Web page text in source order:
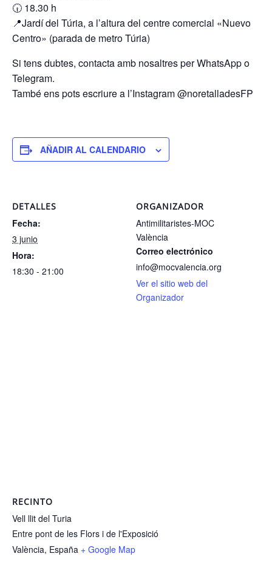
🕡 18.30 h
📍Jardí del Túria, a l’altura del centre comercial «Nuevo
Centro» (parada de metro Túria)
Si tens dubtes, contacta amb nosaltres per WhatsApp o
Telegram.
També ens pots escriure a l’Instagram @noretalladesFP
AÑADIR AL CALENDARIO
DETALLES
Fecha:
3 junio
Hora:
18:30 - 21:00
ORGANIZADOR
Antimilitaristes-MOC
València
Correo electrónico
info@mocvalencia.org
Ver el sitio web del
Organizador
RECINTO
Vell llit del Turia
Entre pont de les Flors i de l'Exposició
València, España + Google Map